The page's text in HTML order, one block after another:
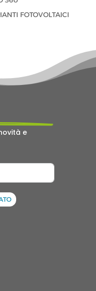
FOTOVOLTAICI
e